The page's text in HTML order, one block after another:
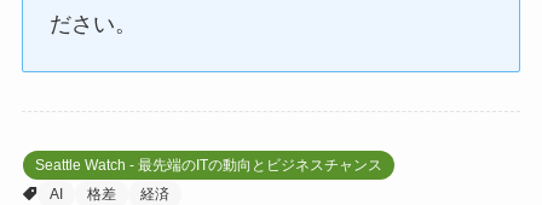
ださい。
Seattle Watch - 最先端のITの動向とビジネスチャンス
AI
格差 経済